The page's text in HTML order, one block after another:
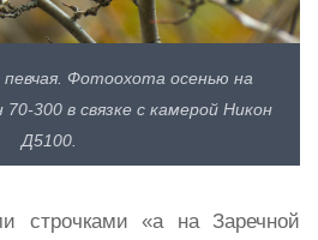
Фотоохота осенью на
300 в связке с камерой Никон
Д5100.
строчками «а на Заречной